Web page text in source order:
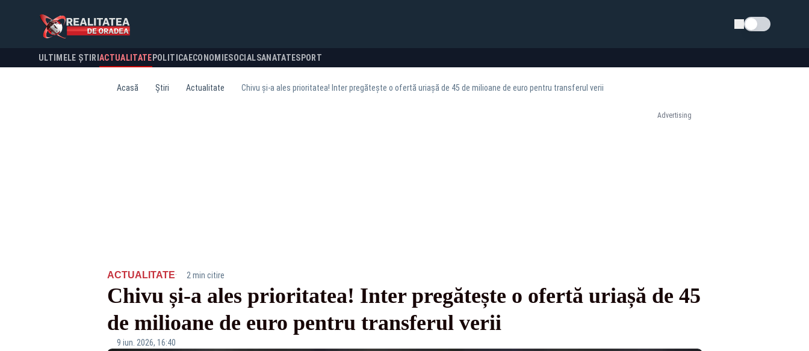
Schimba tema
ULTIMELE ȘTIRI ACTUALITATE POLITICA ECONOMIESOCIALSANATATESPORT
Acasă Știri Actualitate Chivu și-a ales prioritatea! Inter pregătește o ofertă uriașă de 45 de milioane de euro pentru transferul verii
Advertising
ACTUALITATE· 2 min citire
Chivu și-a ales prioritatea! Inter pregătește o ofertă uriașă de 45
de milioane de euro pentru transferul verii
9 iun. 2026, 16:40